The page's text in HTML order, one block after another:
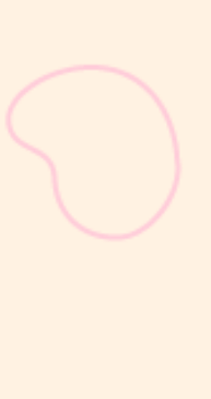
KB suntik 3 bulan
diberikan melalui suntikan